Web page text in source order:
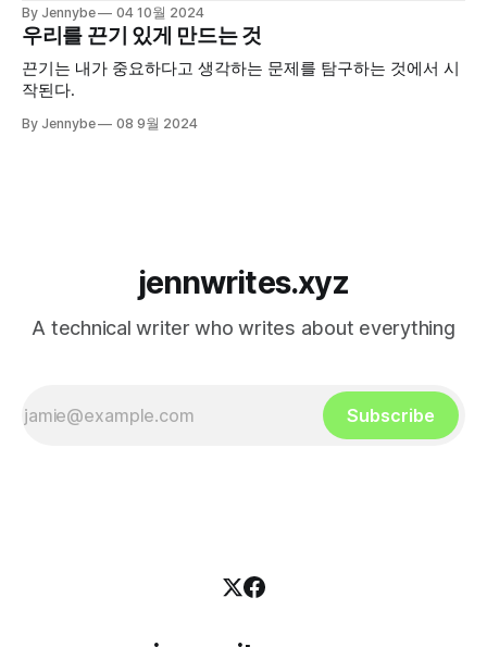
By Jennybe 04 10월 2024
우리를 끈기 있게 만드는 것
끈기는 내가 중요하다고 생각하는 문제를 탐구하는 것에서 시
작된다.
By Jennybe 08 9월 2024
jennwrites.xyz
A technical writer who writes about everything
Subscribe